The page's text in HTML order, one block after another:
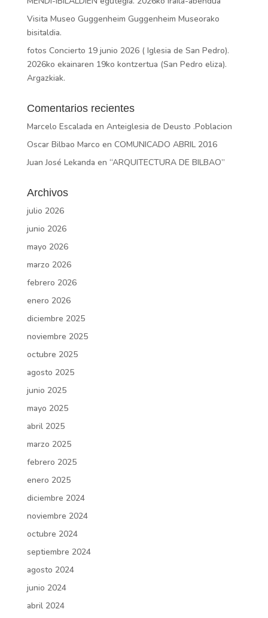
Visita Museo Guggenheim Guggenheim Museorako
bisitaldia.
fotos Concierto 19 junio 2026 ( Iglesia de San Pedro).
2026ko ekainaren 19ko kontzertua (San Pedro eliza).
Argazkiak.
Comentarios recientes
Marcelo Escalada en Anteiglesia de Deusto .Poblacion
Oscar Bilbao Marco en COMUNICADO ABRIL 2016
Juan José Lekanda en “ARQUITECTURA DE BILBAO”
Archivos
julio 2026
junio 2026
mayo 2026
marzo 2026
febrero 2026
enero 2026
diciembre 2025
noviembre 2025
octubre 2025
agosto 2025
junio 2025
mayo 2025
abril 2025
marzo 2025
febrero 2025
enero 2025
diciembre 2024
noviembre 2024
octubre 2024
septiembre 2024
agosto 2024
junio 2024
abril 2024